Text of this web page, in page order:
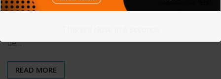
de…
READ MORE